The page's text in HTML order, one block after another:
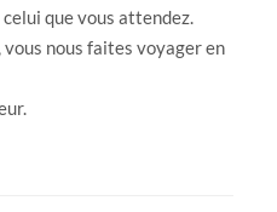
celui que vous attendez.
nous faites voyager en